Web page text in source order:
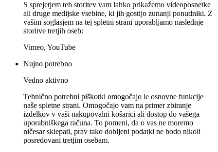
S sprejetjem teh storitev vam lahko prikažemo videoposnetke
ali druge medijske vsebine, ki jih gostijo zunanji ponudniki. Z
vašim soglasjem na tej spletni strani uporabljamo naslednje
storitve tretjih oseb:
Vimeo, YouTube
Nujno potrebno
Vedno aktivno
Tehnično potrebni piškotki omogočajo le osnovne funkcije
naše spletne strani. Omogočajo vam na primer zbiranje
izdelkov v vaši nakupovalni košarici ali dostop do vašega
uporabniškega računa. To pomeni, da o vas ne moremo
ničesar sklepati, prav tako dobljeni podatki ne bodo nikoli
posredovani tretjim osebam.